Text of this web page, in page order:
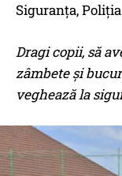
Siguranța,
Dragi copii, să
zâmbete și
veghează la